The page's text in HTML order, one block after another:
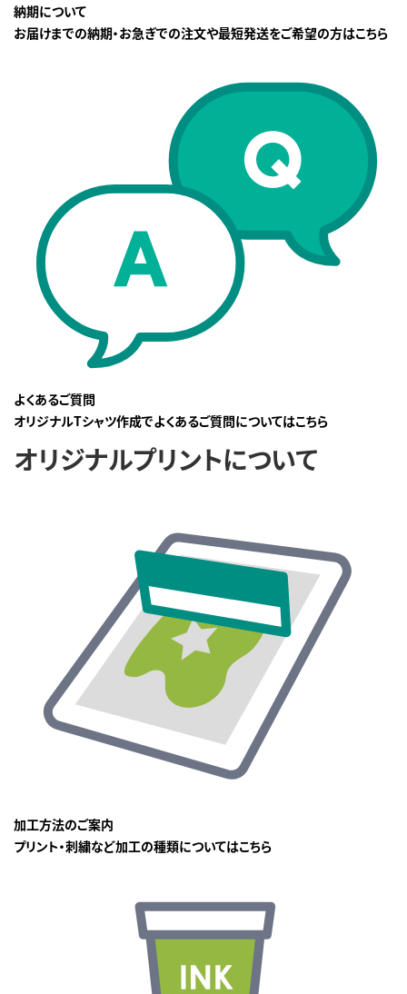
納期について
お届けまでの納期・お急ぎでの注文や最短発送をご希望の方はこちら
よくあるご質問
オリジナルTシャツ作成でよくあるご質問についてはこちら
オリジナルプリントについて
加工方法のご案内
プリント・刺繍など加工の種類についてはこちら